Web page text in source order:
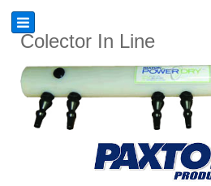
Colector In Line